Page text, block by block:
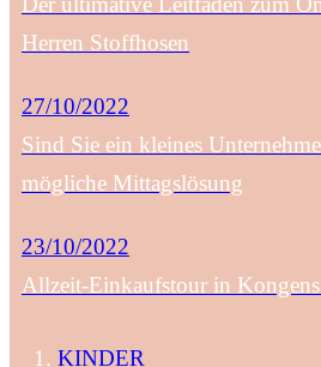
Herren Stoffhosen
27/10/2022
Sind Sie ein kleines
mögliche Mittagslösung
23/10/2022
Allzeit-Einkaufstour in Kongens
KINDER